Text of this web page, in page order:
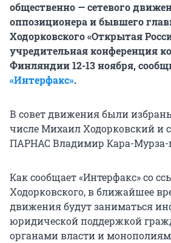
общественно — сетевого
оппозиционера и бывшего
Ходорковского «Открытая
учредительная конференция
Финляндии 12-13 ноября,
«Интерфакс».
В совет движения были
числе Михаил Ходорковский и
ПАРНАС Владимир Кара-
Как сообщает «Интерфакс» со
Ходорковского, в ближайшее
движения будут заниматься
юридической поддержкой
органами власти и